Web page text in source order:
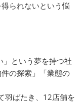
られないという悩
」という夢を持つ社
の探索」「業態の
羽ばたき、12店舗を